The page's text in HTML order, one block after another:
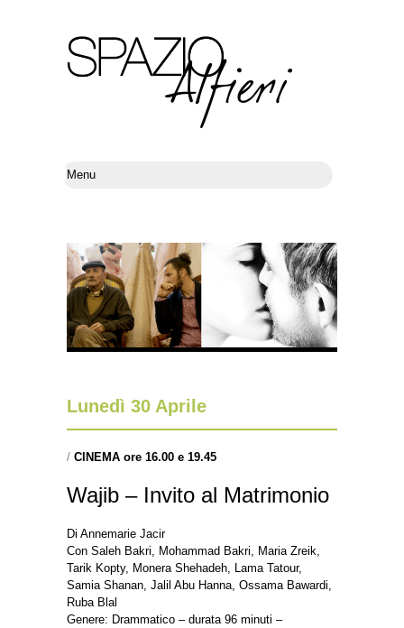
Lunedì 30 Aprile
/ CINEMA ore 16.00 e 19.45
Wajib – Invito al Matrimonio
Di Annemarie Jacir
Con Saleh Bakri, Mohammad Bakri, Maria Zreik,
Tarik Kopty, Monera Shehadeh, Lama Tatour,
Samia Shanan, Jalil Abu Hanna, Ossama Bawardi,
Ruba Blal
Genere: Drammatico – durata 96 minuti –